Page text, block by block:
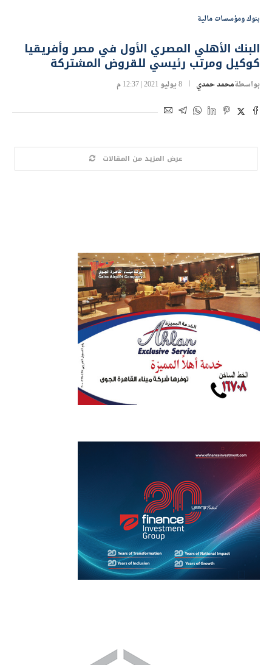
بنوك ومؤسسات مالية
البنك الأهلي المصري الأول في مصر وأفريقيا
كوكيل ومرتب رئيسي للقروض المشتركة
بواسطةمحمد حمدي 8 يوليو 2021 | 12:37 م
عرض المزيد من المقالات